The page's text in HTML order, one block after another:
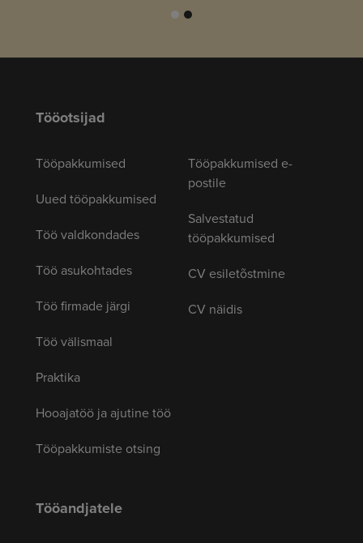
Tööotsijad
Tööpakkumised
Uued tööpakkumised
Töö valdkondades
Töö asukohtades
Töö firmade järgi
Töö välismaal
Praktika
Hooajatöö ja ajutine töö
Tööpakkumiste otsing
Tööpakkumised e-
postile
Salvestatud
tööpakkumised
CV esiletõstmine
CV näidis
Tööandjatele